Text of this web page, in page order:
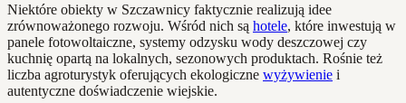
Niektóre obiekty w Szczawnicy faktycznie realizują idee
zrównoważonego rozwoju. Wśród nich są hotele, które inwestują w
panele fotowoltaiczne, systemy odzysku wody deszczowej czy
kuchnię opartą na lokalnych, sezonowych produktach. Rośnie też
liczba agroturystyk oferujących ekologiczne wyżywienie i
autentyczne doświadczenie wiejskie.